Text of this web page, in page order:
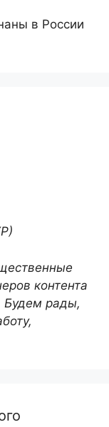
в России
контента
Будем рады,